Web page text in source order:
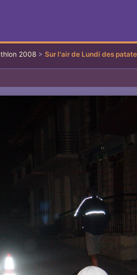
2008 >Sur l'air de Lundi des